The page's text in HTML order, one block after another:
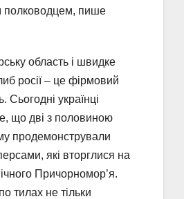
пише
область і швидке
росії – це фірмовий
Сьогодні українці
що дві з половиною
продемонстрували
які вторглися на
Причорномор’я.
тилах не тільки